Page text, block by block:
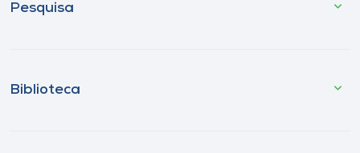
Pesquisa
Biblioteca